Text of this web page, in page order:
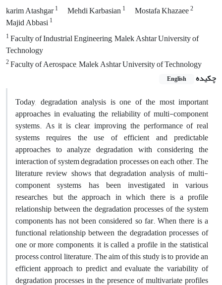
karim Atashgar1 Mehdi Karbasian1 Mostafa Khazaee2
Majid Abbasi1
1Faculty of Industrial Engineering, Malek Ashtar University of
Technology
2Faculty of Aerospace, Malek Ashtar University of Technology
چکیده
English
Today, degradation analysis is one of the most important
approaches in evaluating the reliability of multi-component
systems. As it is clear, improving the performance of real
systems requires the use of efficient and predictable
approaches to analyze degradation with considering the
interaction of system degradation processes on each other. The
literature review shows that degradation analysis of multi-
component systems has been investigated in various
researches, but the approach in which there is a profile
relationship between the degradation processes of the system
components has not been considered so far. When there is a
functional relationship between the degradation processes of
one or more components, it is called a profile in the statistical
process control literature. The aim of this study is to provide an
efficient approach to predict and evaluate the variability of
degradation processes in the presence of multivariate profiles